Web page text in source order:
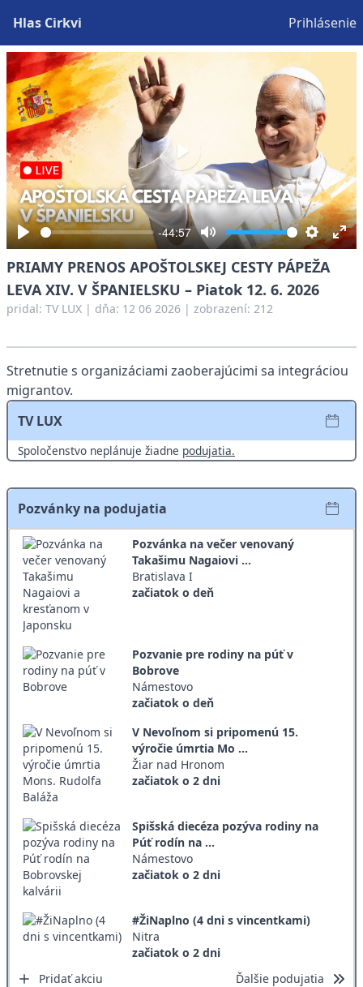
Hlas Cirkvi Prihlásenie
Play
-44:57
Mute Settings
Play
PRIAMY PRENOS APOŠTOLSKEJ CESTY PÁPEŽA
LEVA XIV. V ŠPANIELSKU – Piatok 12. 6. 2026
pridal: TV LUX | dňa: 12 06 2026 | zobrazení: 212
Stretnutie s organizáciami zaoberajúcimi sa integráciou
migrantov.
TV LUX
Spoločenstvo neplánuje žiadne podujatia.
Pozvánky na podujatia
Pozvánka na večer venovaný
Takašimu Nagaiovi ...
Bratislava I
začiatok o deň
Pozvanie pre rodiny na púť v
Bobrove
Námestovo
začiatok o deň
V Nevoľnom si pripomenú 15.
výročie úmrtia Mo ...
Žiar nad Hronom
začiatok o 2 dni
Spišská diecéza pozýva rodiny na
Púť rodín na ...
Námestovo
začiatok o 2 dni
#ŽiNaplno (4 dni s vincentkami)
Nitra
začiatok o 2 dni
Pridať akciu
Ďalšie podujatia